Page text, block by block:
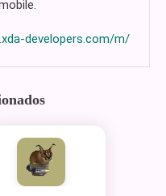
developers.com/m/